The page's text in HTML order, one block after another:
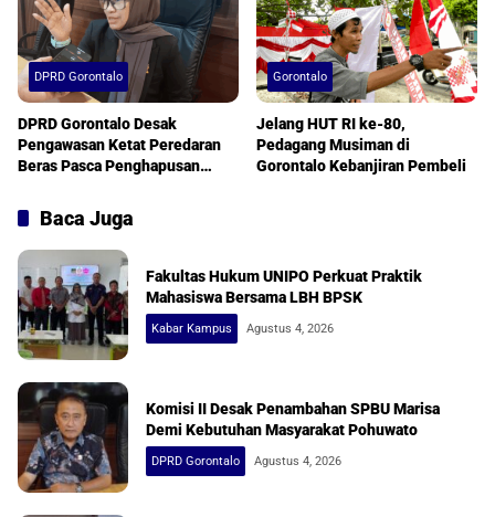
DPRD Gorontalo
DPRD Gorontalo Desak
Pengawasan Ketat Peredaran
Beras Pasca Penghapusan
Gorontalo
Jelang HUT RI ke-80,
Pedagang Musiman di
Gorontalo Kebanjiran Pembeli
Baca Juga
Fakultas Hukum UNIPO Perkuat Praktik
Mahasiswa Bersama LBH BPSK
Kabar Kampus Agustus 4, 2026
Komisi II Desak Penambahan SPBU Marisa
Demi Kebutuhan Masyarakat Pohuwato
DPRD Gorontalo Agustus 4, 2026